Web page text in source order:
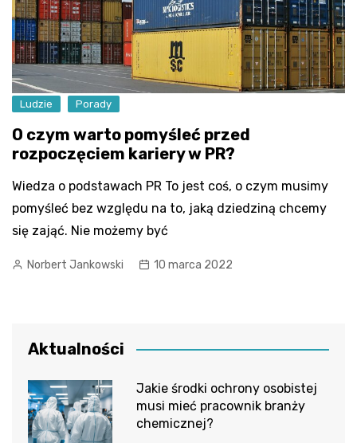
Ludzie Porady
O czym warto pomyśleć przed
rozpoczęciem kariery w PR?
Wiedza o podstawach PR To jest coś, o czym musimy
pomyśleć bez względu na to, jaką dziedziną chcemy
się zająć. Nie możemy być
Norbert Jankowski 10 marca 2022
Aktualności
Jakie środki ochrony osobistej
musi mieć pracownik branży
chemicznej?